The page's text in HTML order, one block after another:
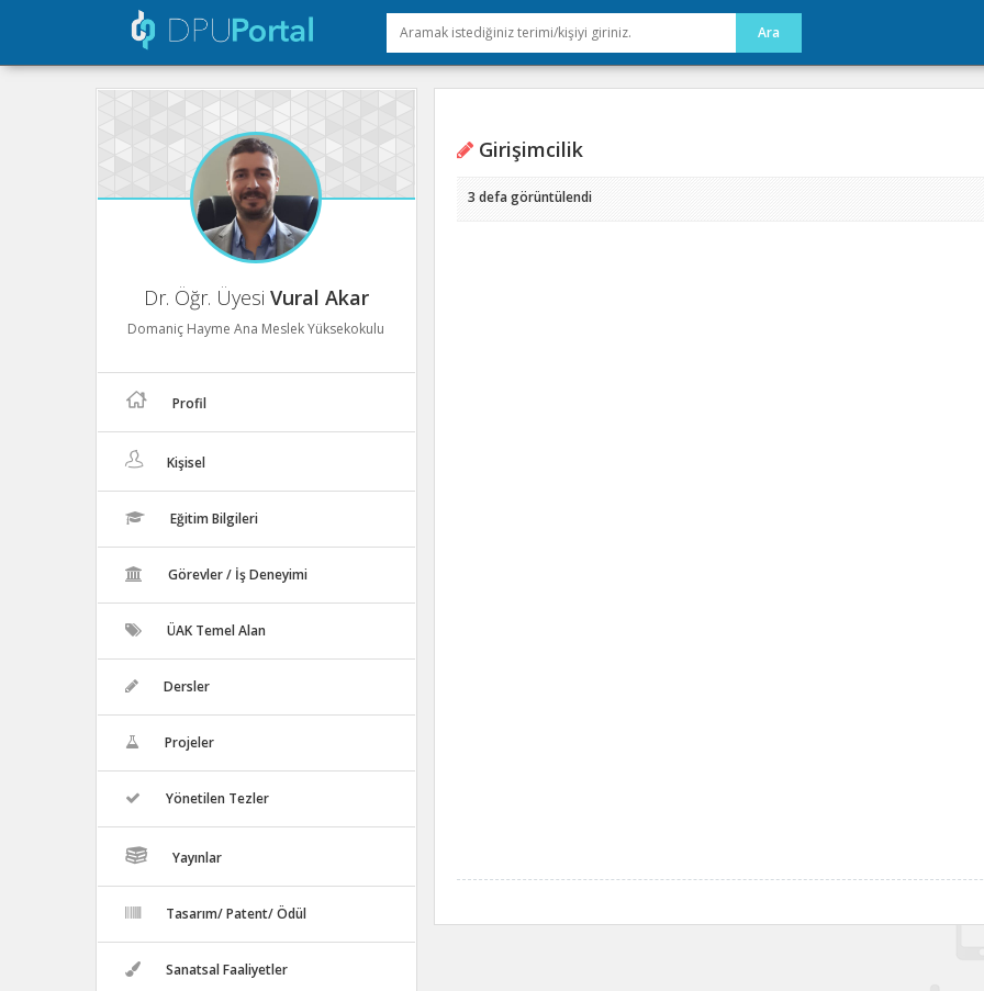
Dr. Öğr. Üyesi Vural Akar
Domaniç Hayme Ana Meslek Yüksekokulu
Profil
Kişisel
Eğitim Bilgileri
Görevler / İş Deneyimi
ÜAK Temel Alan
Dersler
Projeler
Yönetilen Tezler
Yayınlar
Tasarım/ Patent/ Ödül
Sanatsal Faaliyetler
Girişimcilik
3 defa görüntülendi